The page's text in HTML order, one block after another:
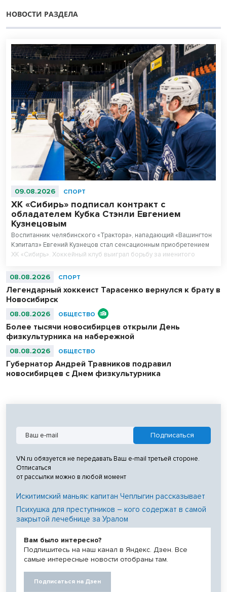
НОВОСТИ РАЗДЕЛА
09.08.2026 СПОРТ
ХК «Сибирь» подписал контракт с
обладателем Кубка Стэнли Евгением
Кузнецовым
Воспитанник челябинского «Трактора», нападающий «Вашингтон
Кэпиталз» Евгений Кузнецов стал сенсационным приобретением
ХК «Сибирь». Хоккейный клуб выиграл борьбу за именитого
08.08.2026 СПОРТ
Легендарный хоккеист Тарасенко вернулся к брату в
Новосибирск
08.08.2026 ОБЩЕСТВО
Более тысячи новосибирцев открыли День
физкультурника на набережной
08.08.2026 ОБЩЕСТВО
Губернатор Андрей Травников подравил
новосибирцев с Днем физкультурника
VN.ru обязуется не передавать Ваш e-mail третьей стороне.
Отписаться
от рассылки можно в любой момент
Искитимский маньяк: капитан Чеплыгин рассказывает
Психушка для преступников – кого содержат в самой
закрытой лечебнице за Уралом
Вам было интересно?
Подпишитесь на наш канал в Яндекс. Дзен. Все
самые интересные новости отобраны там.
Подписаться на Дзен